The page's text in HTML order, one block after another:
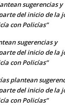
sugerencias y
del inicio de la
con Policías”
sugerencias y
del inicio de la
con Policías”
plantean
del inicio de la
con Policías”